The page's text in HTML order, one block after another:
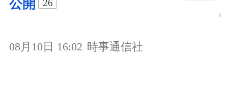
公開
26
08月10日 16:02 時事通信社